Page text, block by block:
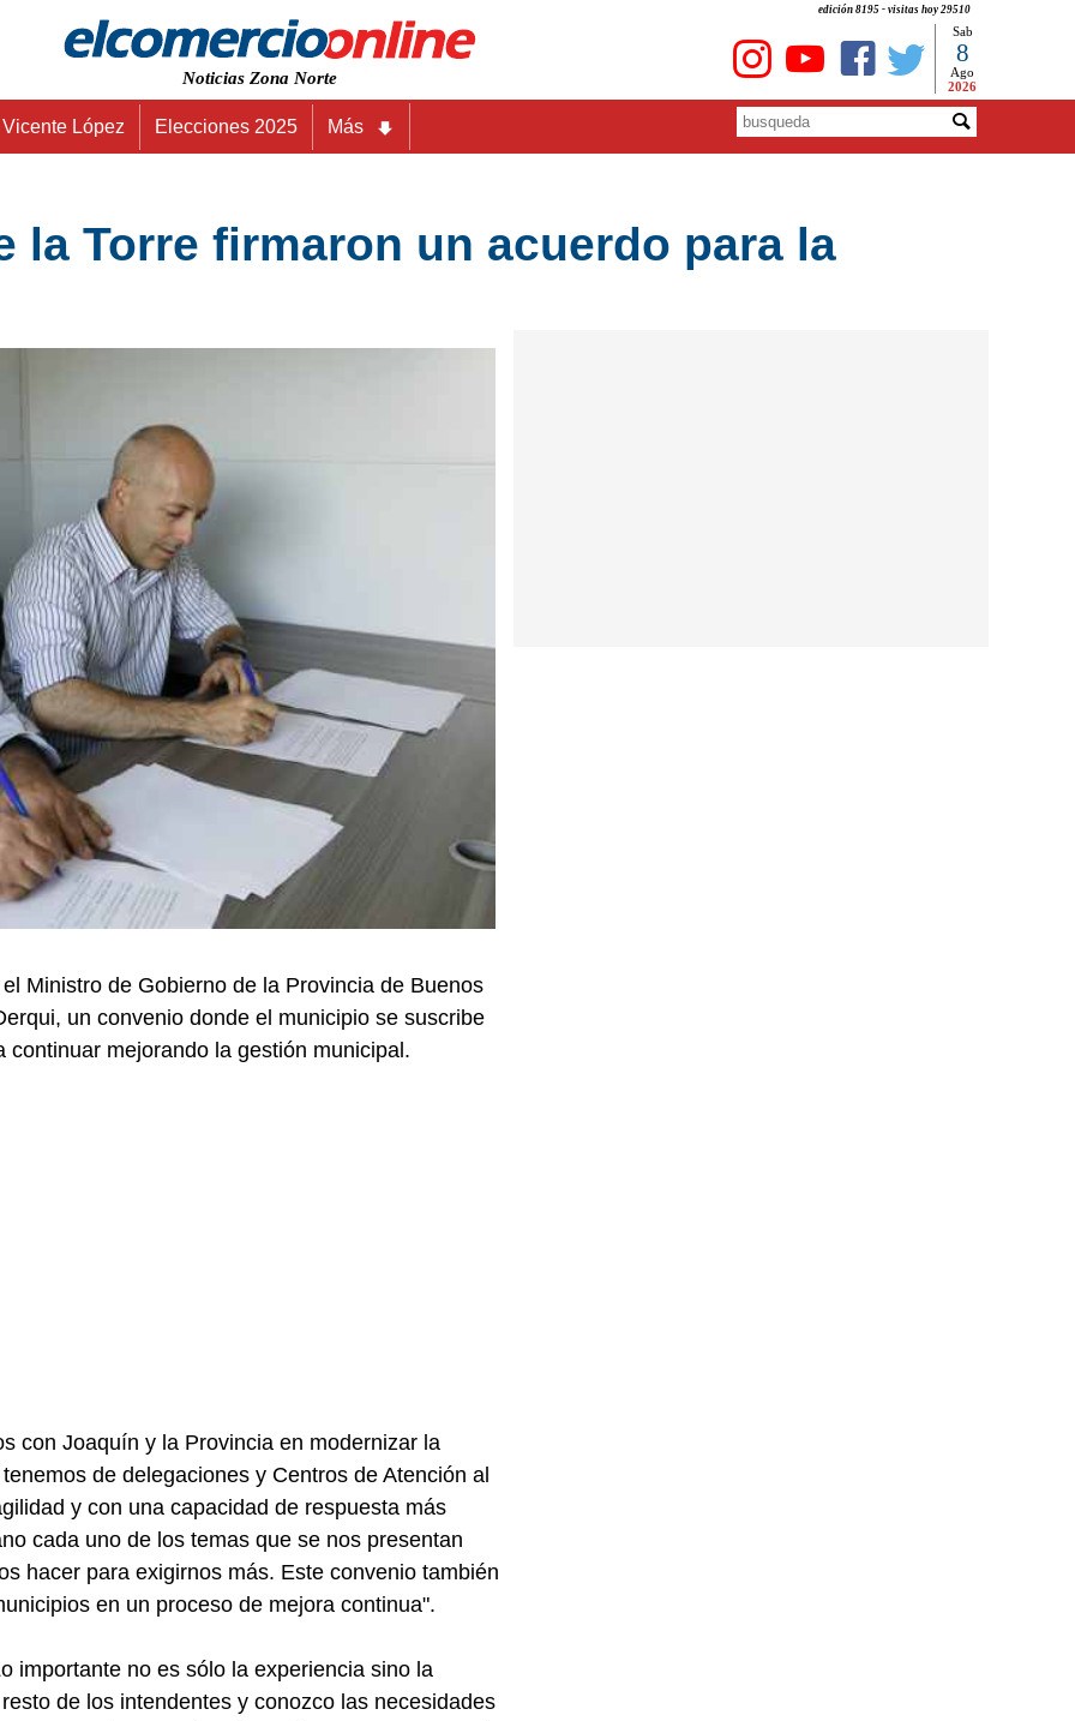
edición 8195 - visitas hoy 29510
Noticias Zona Norte
Sab
8
Ago
2026
Vicente López Elecciones 2025 Más
la Torre firmaron un acuerdo para la
Ministro de Gobierno de la Provincia de Buenos
un convenio donde el municipio se suscribe
mejorando la gestión municipal.
con Joaquín y la Provincia en modernizar la
de delegaciones y Centros de Atención al
y con una capacidad de respuesta más
cada uno de los temas que se nos presentan
hacer para exigirnos más. Este convenio también
en un proceso de mejora continua".
importante no es sólo la experiencia sino la
de los intendentes y conozco las necesidades